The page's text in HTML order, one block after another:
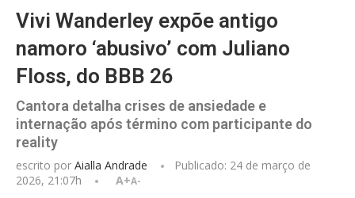
Vivi Wanderley expõe antigo
namoro ‘abusivo’ com Juliano
Floss, do BBB 26
Cantora detalha crises de ansiedade e
internação após término com participante do
reality
escrito por Aialla Andrade Publicado: 24 de março de
2026, 21:07h
A+A-